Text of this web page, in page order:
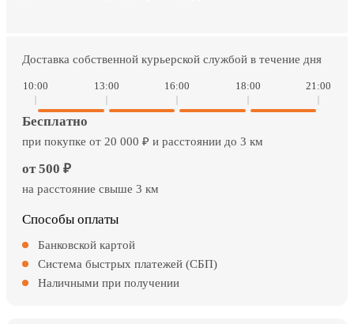
Доставка собственной курьерской службой в течение дня
10:00 13:00 16:00 18:00 21:00
Бесплатно
при покупке от 20 000 ₽ и расстоянии до 3 км
от 500 ₽
на расстояние свыше 3 км
Способы оплаты
Банковской картой
Система быстрых платежей (СБП)
Наличными при получении